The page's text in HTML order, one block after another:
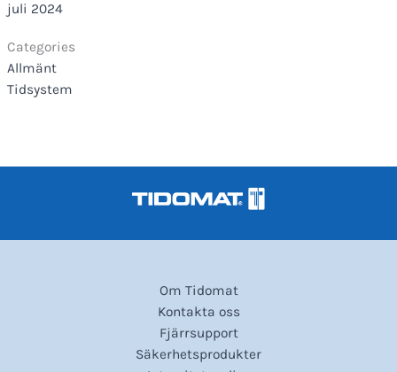
juli 2024
Categories
Allmänt
Tidsystem
Om Tidomat
Kontakta oss
Fjärrsupport
Säkerhetsprodukter